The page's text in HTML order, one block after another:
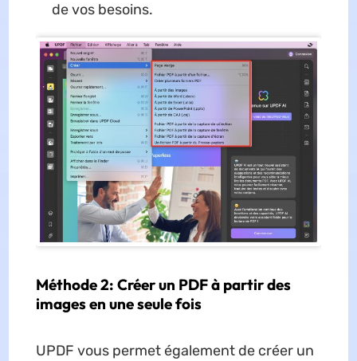
de vos besoins.
Méthode 2: Créer un PDF à partir des
images en une seule fois
UPDF vous permet également de créer un